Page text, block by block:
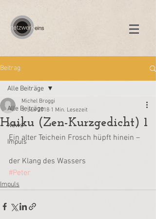
Beitrag
Alle Beiträge
News
Impuls
Alle Beiträge
Haiku (Zen-Kurzgedicht) 1
Michel Broggi
1. Juli 2018 1 Min. Lesezeit
Ein alter Teichein Frosch hüpft hinein –
der Klang des Wassers
#Peter
Impuls